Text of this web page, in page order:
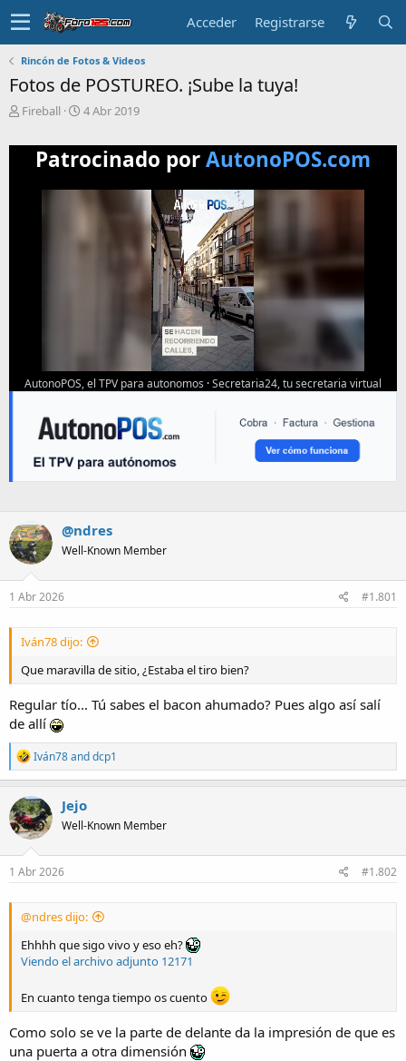
Acceder Registrarse
Rincón de Fotos & Videos
Fotos de POSTUREO. ¡Sube la tuya!
T
m
Fireball
F
c
h
d
e
n
4 Abr 2019
Patrocinado porAutonoPOS.com
AutonoPOS, el TPV para autonomos ·Secretaria24, tu secretaria virtual
@ndres
Well-Known Member
1 Abr 2026 #1.801
Iván78 dijo:
Que maravilla de sitio, ¿Estaba el tiro bien?
Regular tío... Tú sabes el bacon ahumado? Pues algo así salí
de allí
R
e
a
c
t
i
o
n
s
Iván78anddcp1
Jejo
Well-Known Member
1 Abr 2026 #1.802
@ndres dijo:
Ehhhh que sigo vivo y eso eh?
Viendo el archivo adjunto 12171
En cuanto tenga tiempo os cuento
Como solo se ve la parte de delante da la impresión de que es
una puerta a otra dimensión